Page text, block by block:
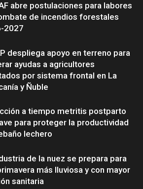
abre postulaciones para labores
de incendios forestales
2027
despliega apoyo en terreno para
ayudas a agricultores
por sistema frontal en La
y Ñuble
a tiempo metritis postparto
para proteger la productividad
lechero
de la nuez se prepara para
más lluviosa y con mayor
sanitaria